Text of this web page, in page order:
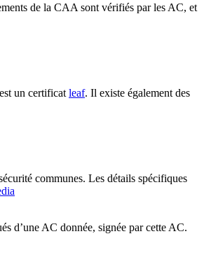
de la CAA sont vérifiés par les AC, et
un certificat leaf. Il existe également des
communes. Les détails spécifiques
d’une AC donnée, signée par cette AC.